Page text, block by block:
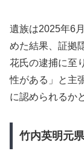
遺族は2025年6
めた結果、証拠
花氏の逮捕に至
性がある」と主
に認められるか
竹内英明元